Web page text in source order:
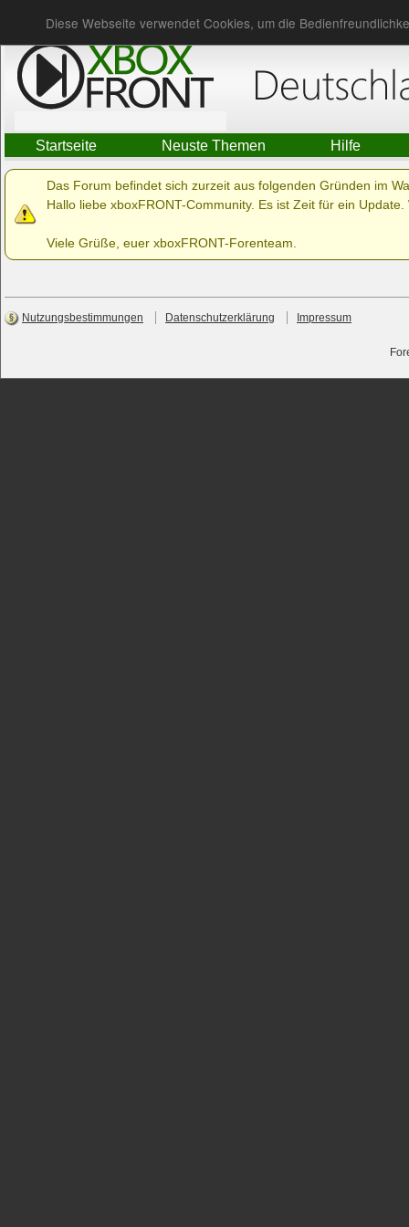
Diese Webseite verwendet Cookies, um die
Du bist nicht angemeldet. Anmelden
Startseite Neuste Themen Hilfe
Das Forum befindet sich zurzeit aus folgenden Gründen im
Hallo liebe xboxFRONT-Community. Es ist Zeit für ein
Viele Grüße, euer xboxFRONT-Forenteam.
Nutzungsbestimmungen Datenschutzerklärung Impressum